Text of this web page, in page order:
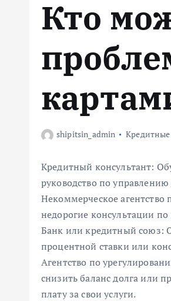
Кто
shipitsin_admin
Кредитный консультант:
руководство по
Некоммерческое агентство
недорогие консультации
Банк или кредитный союз:
процентной ставки или
Агентство по
снизить баланс долга или
плату за свои услуги.